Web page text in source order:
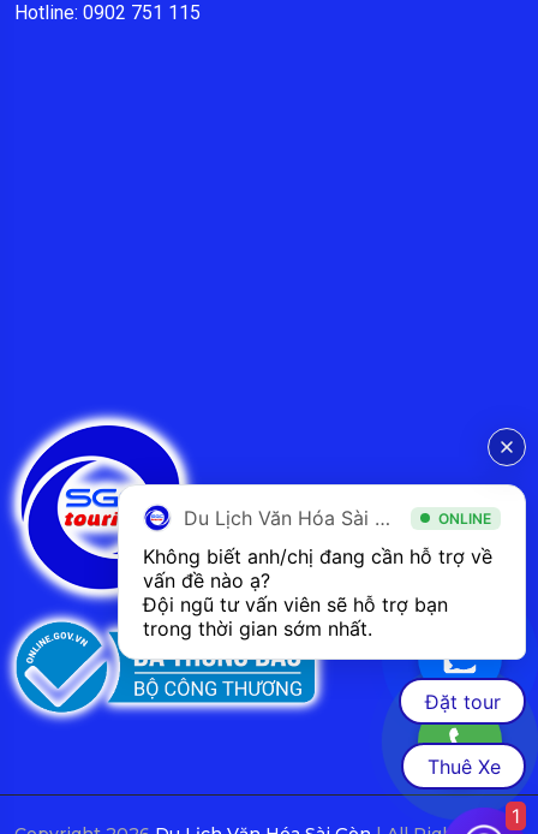
Hotline: 0902 751 115
Du Lịch Văn Hóa Sài Gòn ONLINE
Không biết anh/chị đang cần hỗ trợ về
vấn đề nào ạ?
Đội ngũ tư vấn viên sẽ hỗ trợ bạn
trong thời gian sớm nhất.
Đặt tour
Thuê Xe
1